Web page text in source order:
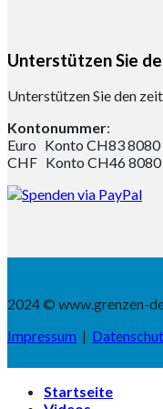
Unterstützen Sie
Unterstützen Sie den
Kontonummer:
Euro Konto CH83 8080
CHF Konto CH46 8080
2024 © www.grenzen-
Impressum |
Startseite